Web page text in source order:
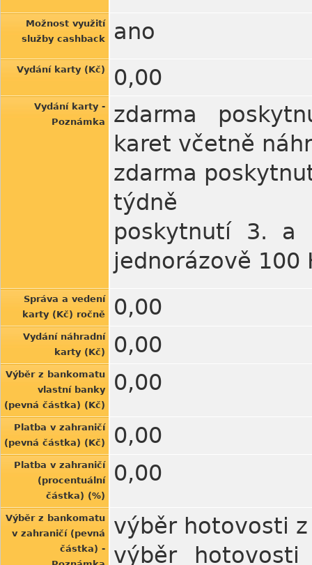
Možnost využití
služby cashback
ano
Vydání karty (Kč) 0,00
Vydání karty -
Poznámka
zdarma
karet včetně
zdarma
týdně
poskytnutí 3. a
jednorázově 100
Správa a vedení
karty (Kč) ročně
0,00
Vydání náhradní
karty (Kč)
0,00
Výběr z bankomatu
vlastní banky
(pevná částka) (Kč)
0,00
Platba v zahraničí
(pevná částka) (Kč)
0,00
Platba v zahraničí
(procentuální
částka) (%)
0,00
Výběr z bankomatu
v zahraničí (pevná
částka) -
výběr hotovosti
výběr